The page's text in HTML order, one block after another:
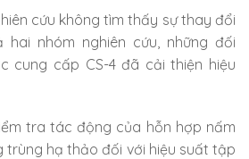
cứu không tìm thấy sự thay đổi
nhóm nghiên cứu, những đối
cung cấp CS-4 đã cải thiện hiệu
tra tác động của hỗn hợp nấm
trùng hạ thảo đối với hiệu suất tập